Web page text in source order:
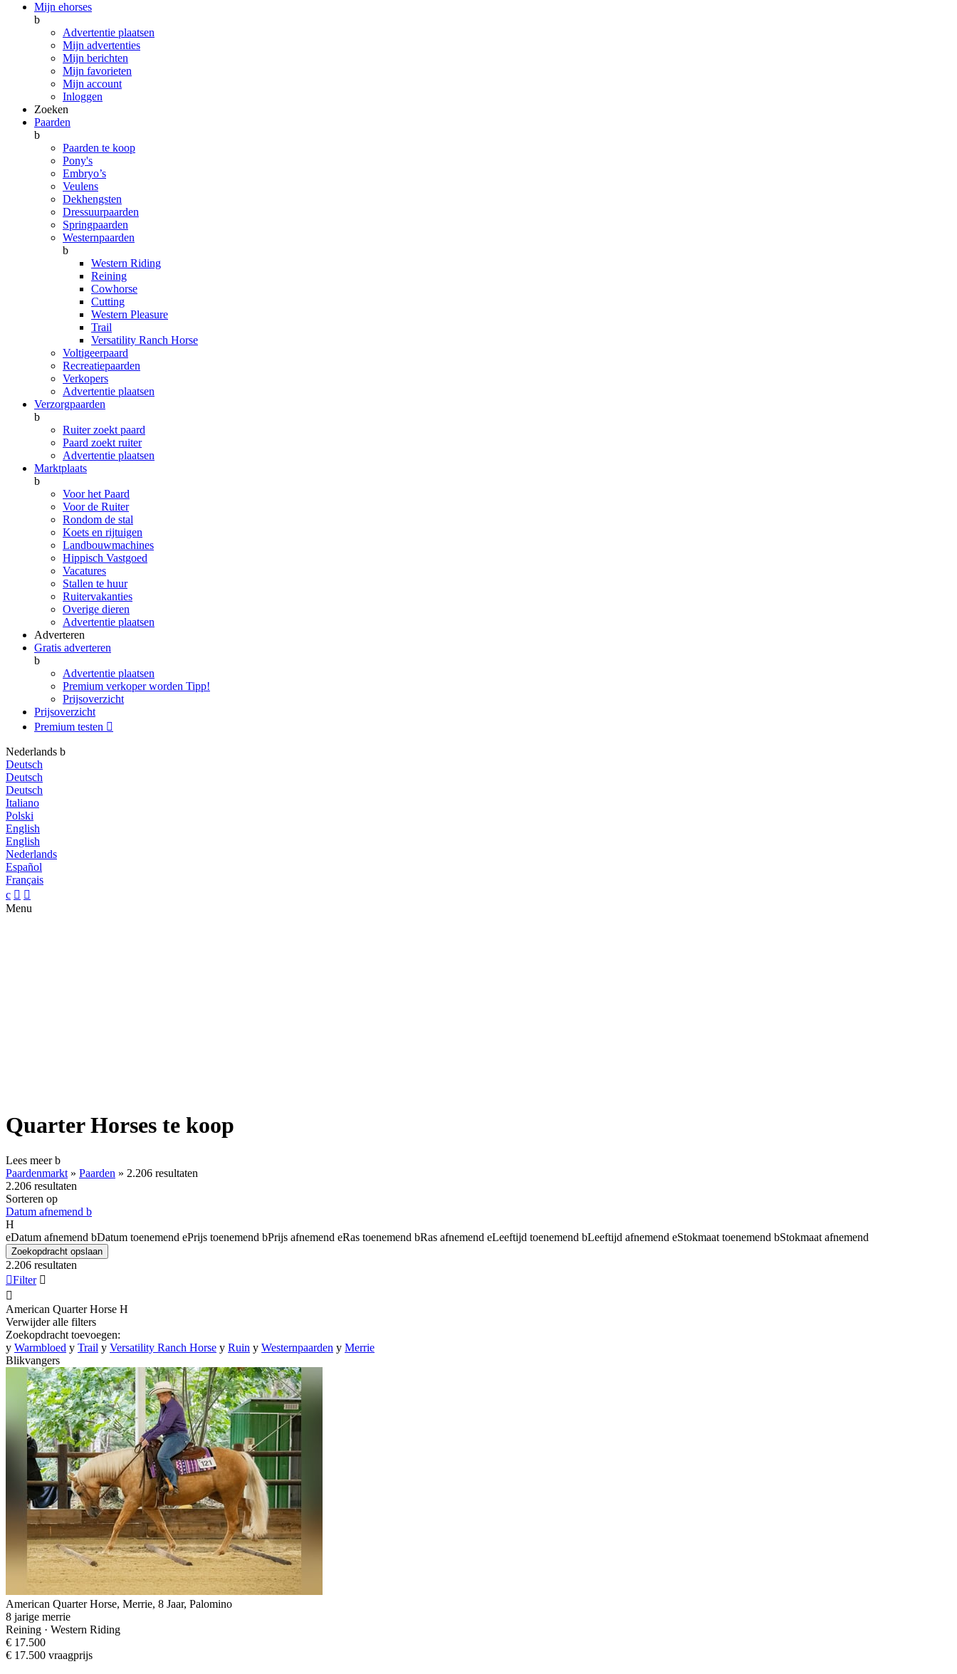
Mijn ehorses
b
Advertentie plaatsen
Mijn advertenties
Mijn berichten
Mijn favorieten
Mijn account
Inloggen
Zoeken
Paarden
b
Paarden te koop
Pony's
Embryo’s
Veulens
Dekhengsten
Dressuurpaarden
Springpaarden
Westernpaarden
b
Western Riding
Reining
Cowhorse
Cutting
Western Pleasure
Trail
Versatility Ranch Horse
Voltigeerpaard
Recreatiepaarden
Verkopers
Advertentie plaatsen
Verzorgpaarden
b
Ruiter zoekt paard
Paard zoekt ruiter
Advertentie plaatsen
Marktplaats
b
Voor het Paard
Voor de Ruiter
Rondom de stal
Koets en rijtuigen
Landbouwmachines
Hippisch Vastgoed
Vacatures
Stallen te huur
Ruitervakanties
Overige dieren
Advertentie plaatsen
Adverteren
Gratis adverteren
b
Advertentie plaatsen
Premium verkoper worden Tipp!
Prijsoverzicht
Prijsoverzicht
Premium testen 
Nederlands b
Deutsch
Deutsch
Deutsch
Italiano
Polski
English
English
Nederlands
Español
Français
c  
Menu
Quarter Horses te koop
Lees meerb
Paardenmarkt » Paarden » 2.206 resultaten
2.206 resultaten
Sorteren op
Datum afnemend b
H
eDatum afnemend bDatum toenemend ePrijs toenemend bPrijs afnemend eRas toenemend bRas afnemend eLeeftijd toenemend bLeeftijd afnemend eStokmaat toenemend bStokmaat afnemend
Zoekopdracht opslaan
2.206 resultaten
Filter 

American Quarter Horse H
Verwijder alle filters
Zoekopdracht toevoegen:
y Warmbloed y Trail y Versatility Ranch Horse y Ruin y Westernpaarden y Merrie
Blikvangers
American Quarter Horse, Merrie, 8 Jaar, Palomino
8 jarige merrie
Reining · Western Riding
€ 17.500
€ 17.500 vraagprijs